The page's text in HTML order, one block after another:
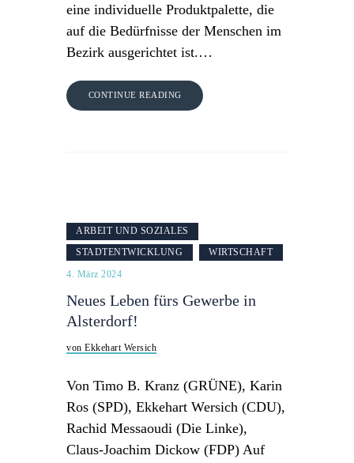
eine individuelle Produktpalette, die
auf die Bedürfnisse der Menschen im
Bezirk ausgerichtet ist.…
CONTINUE READING
ARBEIT UND SOZIALES
STADTENTWICKLUNG
WIRTSCHAFT
4. März 2024
Neues Leben fürs Gewerbe in
Alsterdorf!
von Ekkehart Wersich
Von Timo B. Kranz (GRÜNE), Karin
Ros (SPD), Ekkehart Wersich (CDU),
Rachid Messaoudi (Die Linke),
Claus-Joachim Dickow (FDP) Auf